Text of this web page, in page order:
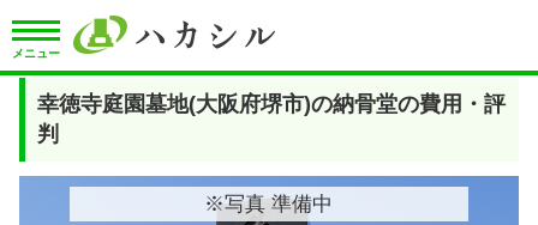
メニュー
幸徳寺庭園墓地(大阪府堺市)の納骨堂の費用・評
判
※写真 準備中